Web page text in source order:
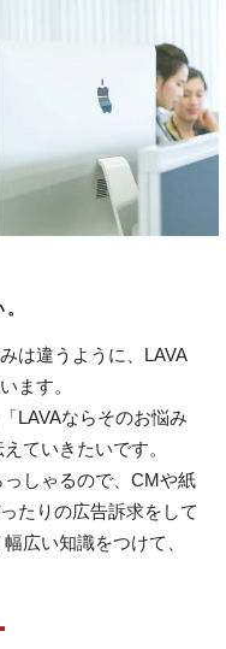
は違うように、LAVA
ます。
LAVAならそのお悩み
ていきたいです。
しゃるので、CMや紙
たりの広告訴求をして
広い知識をつけて、